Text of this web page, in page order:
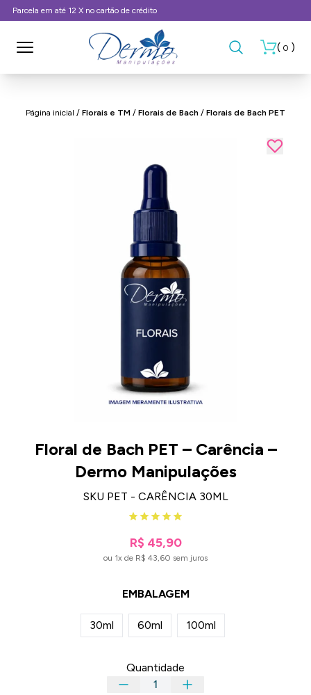
Frete Grátis, consulte as condições
( 0 )
Página inicial / Florais e TM / Florais de Bach / Florais de Bach PET
Floral de Bach PET – Carência –
Dermo Manipulações
SKU PET - CARÊNCIA 30ML
R$ 45,90
ou 1x de R$ 43,60 sem juros
EMBALAGEM
30ml 60ml 100ml
Quantidade